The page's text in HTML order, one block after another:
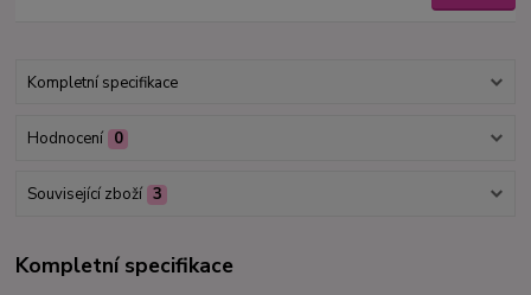
Kompletní specifikace
Hodnocení 0
Související zboží 3
Kompletní specifikace